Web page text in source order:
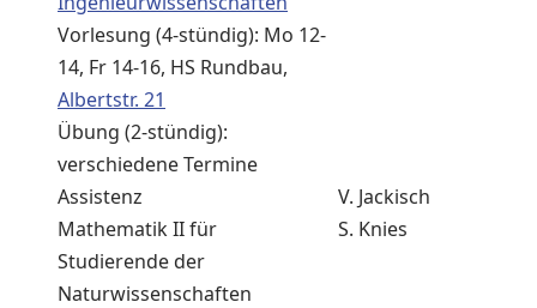
Vorlesung (4-stündig): Mo 12-
14, Fr 14-16, HS Rundbau,
Albertstr. 21
Übung (2-stündig):
verschiedene Termine
Assistenz
V. Jackisch
Mathematik II für
Studierende der
Naturwissenschaften
S. Knies